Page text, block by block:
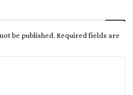
be published.Required fields are